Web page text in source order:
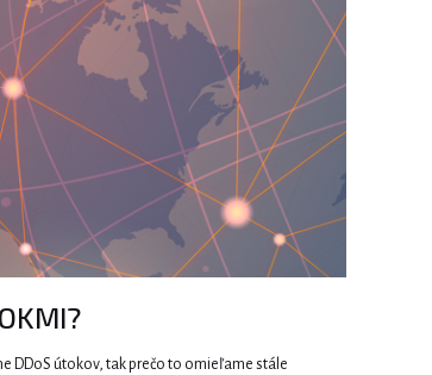
DDoS útokov, tak prečo to omieľame stále